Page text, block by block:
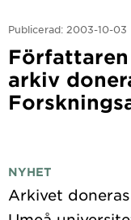
Publicerad: 2003-10-03
arkiv
NYHET
Arkivet